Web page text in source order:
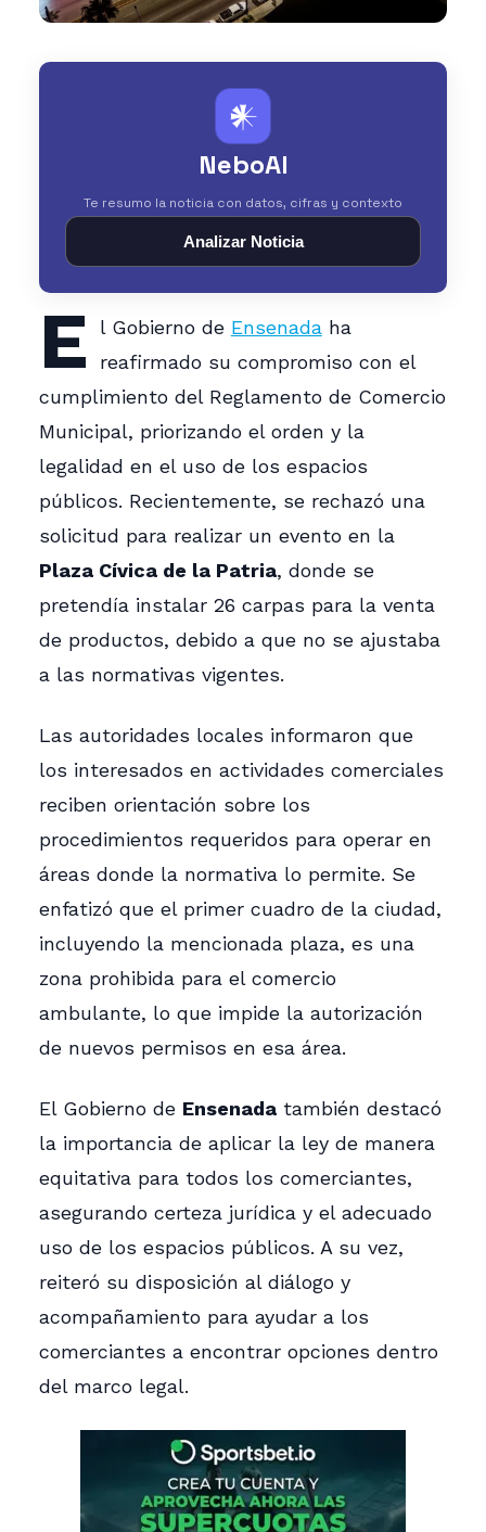
𒀭
NeboAI
Te resumo la noticia con datos, cifras y contexto
Analizar Noticia
E l Gobierno de Ensenadaha
reafirmado su compromiso con el
cumplimiento del Reglamento de Comercio
Municipal, priorizando el orden y la
legalidad en el uso de los espacios
públicos. Recientemente, se rechazó una
solicitud para realizar un evento en la
Plaza Cívica de la Patria, donde se
pretendía instalar 26 carpas para la venta
de productos, debido a que no se ajustaba
a las normativas vigentes.
Las autoridades locales informaron que
los interesados en actividades comerciales
reciben orientación sobre los
procedimientos requeridos para operar en
áreas donde la normativa lo permite. Se
enfatizó que el primer cuadro de la ciudad,
incluyendo la mencionada plaza, es una
zona prohibida para el comercio
ambulante, lo que impide la autorización
de nuevos permisos en esa área.
El Gobierno de Ensenada también destacó
la importancia de aplicar la ley de manera
equitativa para todos los comerciantes,
asegurando certeza jurídica y el adecuado
uso de los espacios públicos. A su vez,
reiteró su disposición al diálogo y
acompañamiento para ayudar a los
comerciantes a encontrar opciones dentro
del marco legal.